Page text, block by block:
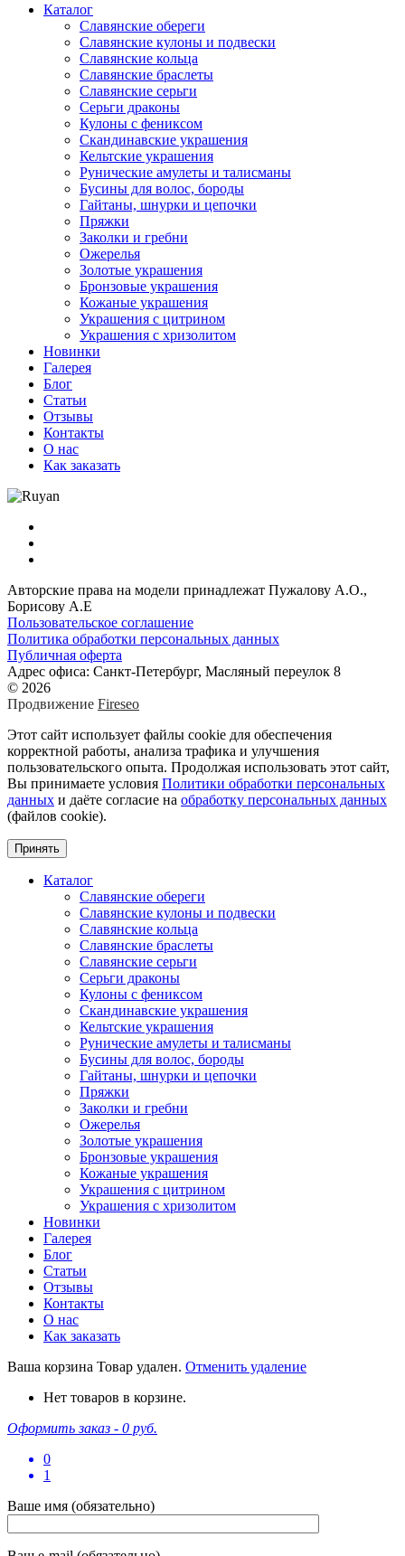
Каталог
Славянские обереги
Славянские кулоны и подвески
Славянские кольца
Славянские браслеты
Славянские серьги
Серьги драконы
Кулоны с фениксом
Скандинавские украшения
Кельтские украшения
Рунические амулеты и талисманы
Бусины для волос, бороды
Гайтаны, шнурки и цепочки
Пряжки
Заколки и гребни
Ожерелья
Золотые украшения
Бронзовые украшения
Кожаные украшения
Украшения с цитрином
Украшения с хризолитом
Новинки
Галерея
Блог
Статьи
Отзывы
Контакты
О нас
Как заказать
Авторские права на модели принадлежат Пужалову А.О.,
Борисову А.Е
Пользовательское соглашение
Политика обработки персональных данных
Публичная оферта
Адрес офиса: Санкт-Петербург, Масляный переулок 8
© 2026
Продвижение Fireseo
Этот сайт использует файлы cookie для обеспечения
корректной работы, анализа трафика и улучшения
пользовательского опыта. Продолжая использовать этот сайт,
Вы принимаете условия Политики обработки персональных
данных и даёте согласие на обработку персональных данных
(файлов cookie).
Принять
Каталог
Славянские обереги
Славянские кулоны и подвески
Славянские кольца
Славянские браслеты
Славянские серьги
Серьги драконы
Кулоны с фениксом
Скандинавские украшения
Кельтские украшения
Рунические амулеты и талисманы
Бусины для волос, бороды
Гайтаны, шнурки и цепочки
Пряжки
Заколки и гребни
Ожерелья
Золотые украшения
Бронзовые украшения
Кожаные украшения
Украшения с цитрином
Украшения с хризолитом
Новинки
Галерея
Блог
Статьи
Отзывы
Контакты
О нас
Как заказать
Ваша корзина Товар удален. Отменить удаление
Нет товаров в корзине.
Оформить заказ - 0 руб.
0
1
Ваше имя (обязательно)